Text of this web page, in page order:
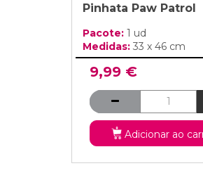
Pinhata Paw Patrol
Pacote: 1 ud
Medidas: 33 x 46 cm
9,99 €
Adicionar ao